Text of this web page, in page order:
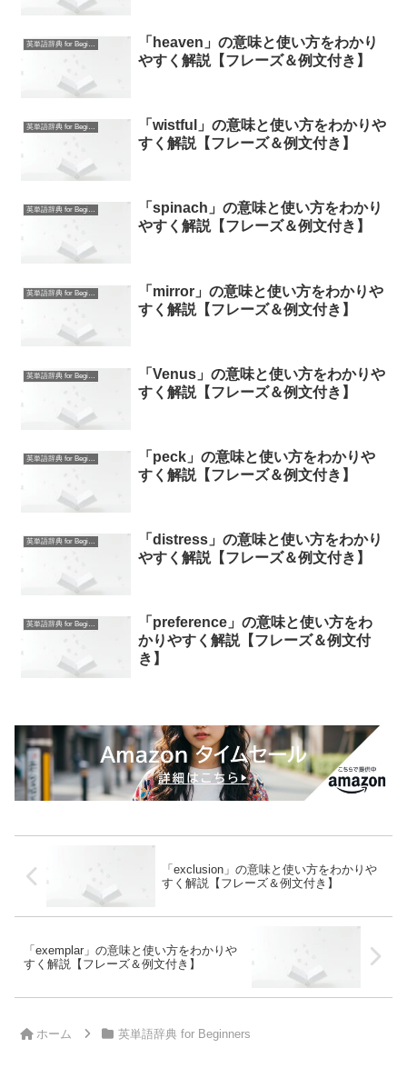
英単語辞典 for Beginners
「heaven」の意味と使い方をわかり
やすく解説【フレーズ＆例文付き】
英単語辞典 for Beginners
「wistful」の意味と使い方をわかりや
すく解説【フレーズ＆例文付き】
英単語辞典 for Beginners
「spinach」の意味と使い方をわかり
やすく解説【フレーズ＆例文付き】
英単語辞典 for Beginners
「mirror」の意味と使い方をわかりや
すく解説【フレーズ＆例文付き】
英単語辞典 for Beginners
「Venus」の意味と使い方をわかりや
すく解説【フレーズ＆例文付き】
英単語辞典 for Beginners
「peck」の意味と使い方をわかりや
すく解説【フレーズ＆例文付き】
英単語辞典 for Beginners
「distress」の意味と使い方をわかり
やすく解説【フレーズ＆例文付き】
英単語辞典 for Beginners
「preference」の意味と使い方をわ
かりやすく解説【フレーズ＆例文付
き】
「exclusion」の意味と使い方をわかりや
すく解説【フレーズ＆例文付き】
「exemplar」の意味と使い方をわかりや
すく解説【フレーズ＆例文付き】
ホーム 英単語辞典 for Beginners